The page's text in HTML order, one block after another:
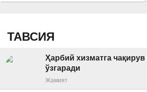
ТАВСИЯ
Ҳарбий хизматга чақирув
ўзгаради
Жамият